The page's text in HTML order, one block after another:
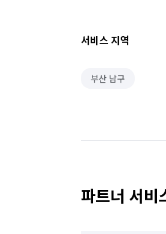
서비스 지역
부산 남구
파트너 서비